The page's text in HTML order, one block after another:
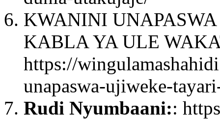
KWANINI
KABLA YA ULE
https://
unapaswa-ujiweke-
Rudi Nyumbaani::